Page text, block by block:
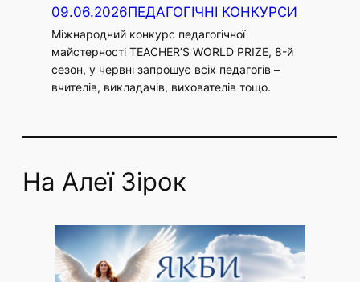
09.06.2026ПЕДАГОГІЧНІ КОНКУРСИ
Міжнародний конкурс педагогічної
майстерності TEACHER’S WORLD PRIZE, 8-й
сезон, у червні запрошує всіх педагогів –
вчителів, викладачів, вихователів тощо.
На Алеї Зірок